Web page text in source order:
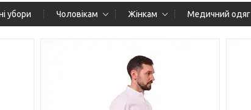
убори Чоловікам Жінкам Медичний одяг